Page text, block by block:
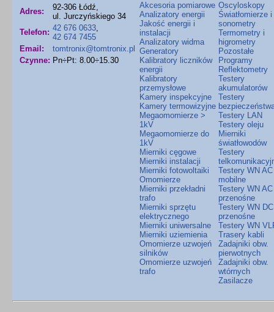
Adres:
92-306 Łódź,
ul. Jurczyńskiego 34
Telefon: 42 676 0633,
42 674 7455
Email:
tomtronix@tomtronix.pl
Czynne: Pn÷Pt: 8.00÷15.30
Akcesoria pomiarowe
Analizatory energii
Jakość energii i
instalacji
Analizatory widma
Generatory
Kalibratory liczników
energii
Kalibratory
przemysłowe
Kamery inspekcyjne
Kamery termowizyjne
Megaomomierze >
1kV
Megaomomierze do
1kV
Mierniki cęgowe
Mierniki instalacji
Mierniki fotowoltaiki
Omomierze
Mierniki przekładni
trafo
Mierniki sprzętu
elektrycznego
Mierniki uniwersalne
Mierniki uziemienia
Omomierze uzwojeń
silników
Omomierze uzwojeń
trafo
Oscyloskopy
Światłomierze i
sonometry
Termometry i
higrometry
Pozostałe
Programy
Reflektometry
Testery
akumulatorów
Testery
Testery LAN
Testery oleju
Mierniki
światłowodów
Testery
Testery WN AC
mobilne
Testery WN AC
przenośne
Testery WN DC
przenośne
Testery WN
Trasery kabli
Zadajniki obw.
pierwotnych
Zadajniki obw.
wtórnych
Zasilacze